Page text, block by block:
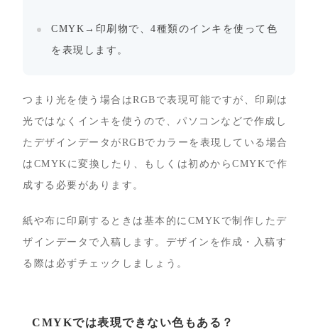
CMYK→印刷物で、4種類のインキを使って色
を表現します。
つまり光を使う場合はRGBで表現可能ですが、印刷は
光ではなくインキを使うので、パソコンなどで作成し
たデザインデータがRGBでカラーを表現している場合
はCMYKに変換したり、もしくは初めからCMYKで作
成する必要があります。
紙や布に印刷するときは基本的にCMYKで制作したデ
ザインデータで入稿します。デザインを作成・入稿す
る際は必ずチェックしましょう。
CMYKでは表現できない色もある？